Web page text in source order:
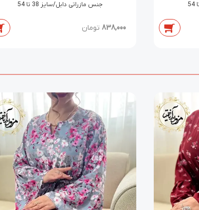
جنس مازراتی دابل/سایز 38 تا 54
838,000 تومان